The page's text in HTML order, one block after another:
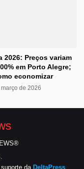
2026: Preços variam
em Porto Alegre;
economizar
de 2026
da DeltaPress